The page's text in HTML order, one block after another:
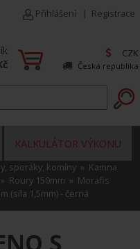
Přihlášení | Registrace
CZK
Česká republika
KALKULÁTOR VÝKONU
sporáky, komíny » Kamna
» Roury 150mm » Morafis
(síla 1,5mm) - černá